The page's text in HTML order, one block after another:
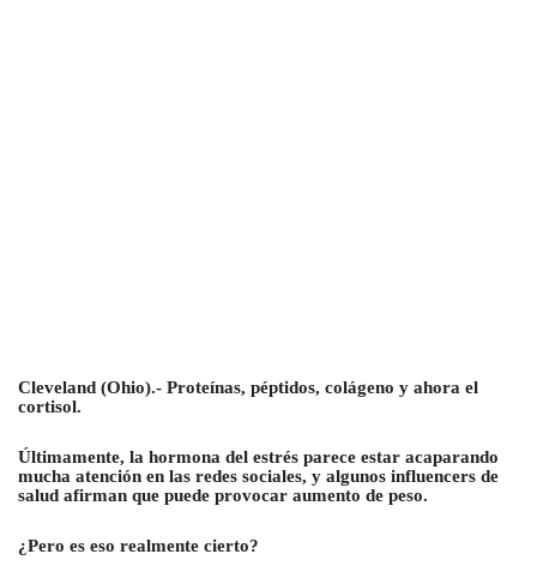
Cleveland (Ohio).- Proteínas, péptidos, colágeno y ahora el
cortisol.
Últimamente, la hormona del estrés parece estar acaparando
mucha atención en las redes sociales, y algunos influencers de
salud afirman que puede provocar aumento de peso.
¿Pero es eso realmente cierto?